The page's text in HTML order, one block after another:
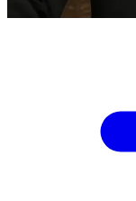
Show more